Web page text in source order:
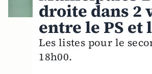
droite dans 2
entre le PS et
Les listes pour le
18h00.